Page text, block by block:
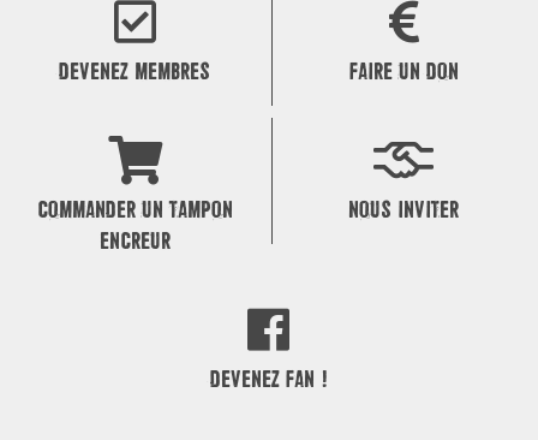
DEVENEZ MEMBRES FAIRE UN DON
COMMANDER UN TAMPON
ENCREUR
NOUS INVITER
DEVENEZ FAN !